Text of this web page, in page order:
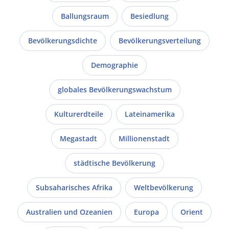
Ballungsraum Besiedlung
Bevölkerungsdichte Bevölkerungsverteilung
Demographie
globales Bevölkerungswachstum
Kulturerdteile Lateinamerika
Megastadt Millionenstadt
städtische Bevölkerung
Subsaharisches Afrika Weltbevölkerung
Australien und Ozeanien Europa Orient